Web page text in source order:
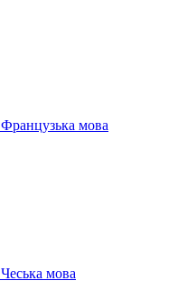
Французька мова
Чеська мова